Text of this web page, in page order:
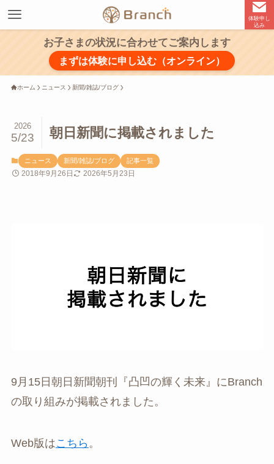
体験申し
込み
お子さまの状況に合わせてご案内します
まずは体験に申し込む（オンライン）
ホーム ニュース 新聞/雑誌/ブログ
朝日新聞に掲載されました
2026
5/23
ニュース 新聞/雑誌/ブログ 記事一覧
2018年9月26日 2026年5月23日
9月15日朝日新聞朝刊『凸凹の輝く未来』にBranch
の取り組みが掲載されました。
Web版はこちら 。